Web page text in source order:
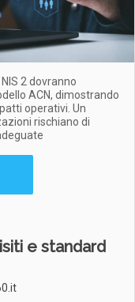
2 dovranno
ACN, dimostrando
operativi. Un
rischiano di
e standard